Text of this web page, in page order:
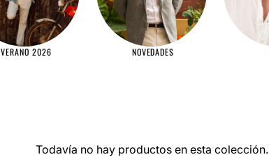
VERANO 2026 NOVEDADES
Todavía no hay productos en esta colección.